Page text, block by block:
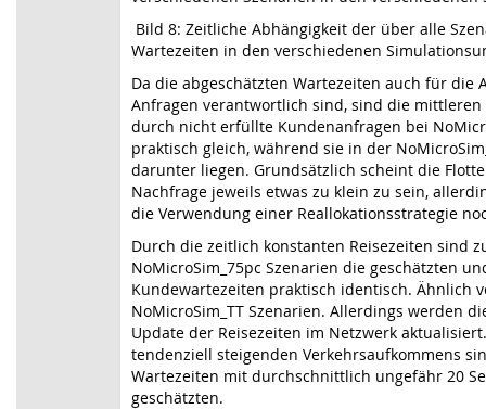
Bild 8: Zeitliche Abhängigkeit der über alle
Wartezeiten in den verschiedenen
Da die abgeschätzten Wartezeiten auch für die
Anfragen verantwortlich sind, sind die
durch nicht erfüllte Kundenanfragen bei
praktisch gleich, während sie in der
darunter liegen. Grundsätzlich scheint die
Nachfrage jeweils etwas zu klein zu sein,
die Verwendung einer Reallokationsstrategie
Durch die zeitlich konstanten Reisezeiten sind
NoMicroSim_75pc Szenarien die geschätzten
Kundewartezeiten praktisch identisch. Ähnlich
NoMicroSim_TT Szenarien. Allerdings werden
Update der Reisezeiten im Netzwerk
tendenziell steigenden Verkehrsaufkommens
Wartezeiten mit durchschnittlich ungefähr 20
geschätzten.